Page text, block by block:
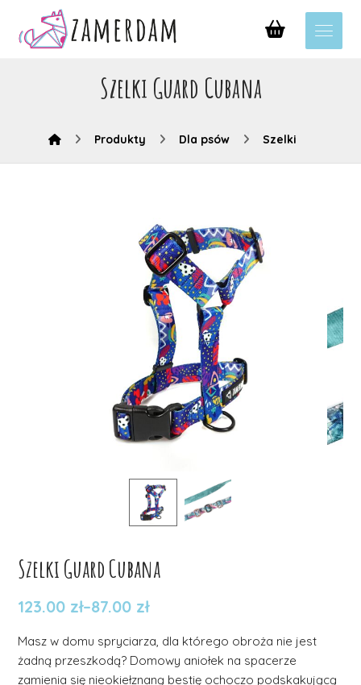
Szelki Guard Cubana
Produkty Dla psów Szelki
Szelki Guard Cubana
87.00 zł
–
123.00 zł
Masz w domu spryciarza, dla którego obroża nie jest
żadną przeszkodą? Domowy aniołek na spacerze
zamienia się nieokiełznaną bestię ochoczo podskakującą